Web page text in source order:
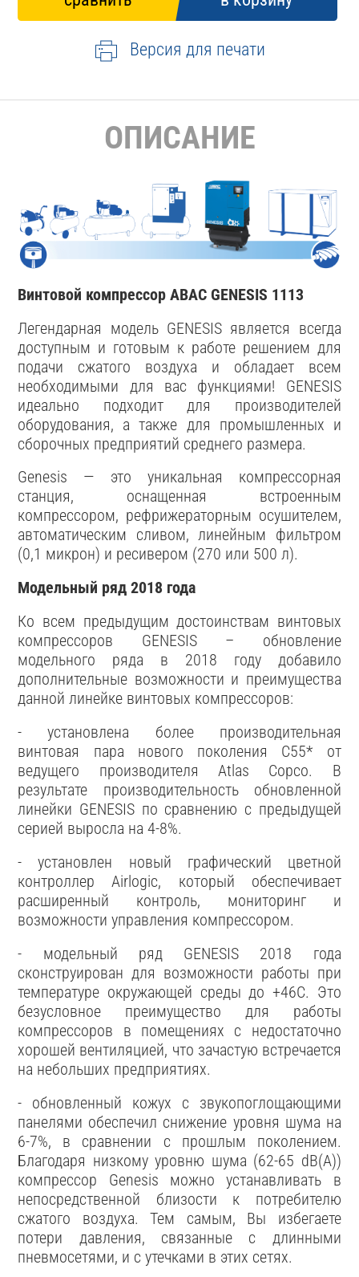
Версия для печати
ОПИСАНИЕ
Винтовой компрессор ABAC GENESIS 1113
Легендарная модель GENESIS является всегда
доступным и готовым к работе решением для
подачи сжатого воздуха и обладает всем
необходимыми для вас функциями! GENESIS
идеально подходит для производителей
оборудования, а также для промышленных и
сборочных предприятий среднего размера.
Genesis — это уникальная компрессорная
станция, оснащенная встроенным
компрессором, рефрижераторным осушителем,
автоматическим сливом, линейным фильтром
(0,1 микрон) и ресивером (270 или 500 л).
Модельный ряд 2018 года
Ко всем предыдущим достоинствам винтовых
компрессоров GENESIS – обновление
модельного ряда в 2018 году добавило
дополнительные возможности и преимущества
данной линейке винтовых компрессоров:
- установлена более производительная
винтовая пара нового поколения C55* от
ведущего производителя Atlas Copco. В
результате производительность обновленной
линейки GENESIS по сравнению с предыдущей
серией выросла на 4-8%.
- установлен новый графический цветной
контроллер Airlogic, который обеспечивает
расширенный контроль, мониторинг и
возможности управления компрессором.
- модельный ряд GENESIS 2018 года
сконструирован для возможности работы при
температуре окружающей среды до +46С. Это
безусловное преимущество для работы
компрессоров в помещениях с недостаточно
хорошей вентиляцией, что зачастую встречается
на небольших предприятиях.
- обновленный кожух с звукопоглощающими
панелями обеспечил снижение уровня шума на
6-7%, в сравнении с прошлым поколением.
Благодаря низкому уровню шума (62-65 dB(A))
компрессор Genesis можно устанавливать в
непосредственной близости к потребителю
сжатого воздуха. Тем самым, Вы избегаете
потери давления, связанные с длинными
пневмосетями, и с утечками в этих сетях.